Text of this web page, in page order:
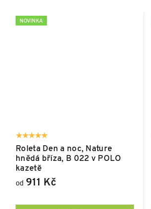
NOVINKA
Roleta Den a noc, Nature
hnědá bříza, B 022 v POLO
kazetě
od 911 Kč